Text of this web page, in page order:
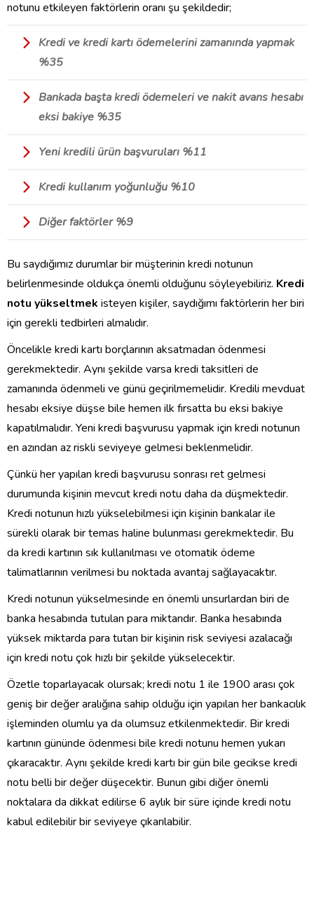
notunu etkileyen faktörlerin oranı şu şekildedir;
Kredi ve kredi kartı ödemelerini zamanında yapmak
%35
Bankada başta kredi ödemeleri ve nakit avans hesabı
eksi bakiye %35
Yeni kredili ürün başvuruları %11
Kredi kullanım yoğunluğu %10
Diğer faktörler %9
Bu saydığımız durumlar bir müşterinin kredi notunun
belirlenmesinde oldukça önemli olduğunu söyleyebiliriz. Kredi
notu yükseltmek isteyen kişiler, saydığımı faktörlerin her biri
için gerekli tedbirleri almalıdır.
Öncelikle kredi kartı borçlarının aksatmadan ödenmesi
gerekmektedir. Aynı şekilde varsa kredi taksitleri de
zamanında ödenmeli ve günü geçirilmemelidir. Kredili mevduat
hesabı eksiye düşse bile hemen ilk fırsatta bu eksi bakiye
kapatılmalıdır. Yeni kredi başvurusu yapmak için kredi notunun
en azından az riskli seviyeye gelmesi beklenmelidir.
Çünkü her yapılan kredi başvurusu sonrası ret gelmesi
durumunda kişinin mevcut kredi notu daha da düşmektedir.
Kredi notunun hızlı yükselebilmesi için kişinin bankalar ile
sürekli olarak bir temas haline bulunması gerekmektedir. Bu
da kredi kartının sık kullanılması ve otomatik ödeme
talimatlarının verilmesi bu noktada avantaj sağlayacaktır.
Kredi notunun yükselmesinde en önemli unsurlardan biri de
banka hesabında tutulan para miktarıdır. Banka hesabında
yüksek miktarda para tutan bir kişinin risk seviyesi azalacağı
için kredi notu çok hızlı bir şekilde yükselecektir.
Özetle toparlayacak olursak; kredi notu 1 ile 1900 arası çok
geniş bir değer aralığına sahip olduğu için yapılan her bankacılık
işleminden olumlu ya da olumsuz etkilenmektedir. Bir kredi
kartının gününde ödenmesi bile kredi notunu hemen yukarı
çıkaracaktır. Aynı şekilde kredi kartı bir gün bile gecikse kredi
notu belli bir değer düşecektir. Bunun gibi diğer önemli
noktalara da dikkat edilirse 6 aylık bir süre içinde kredi notu
kabul edilebilir bir seviyeye çıkarılabilir.